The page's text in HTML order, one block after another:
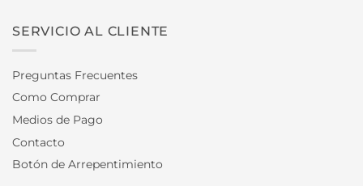
SERVICIO AL CLIENTE
Preguntas Frecuentes
Como Comprar
Medios de Pago
Contacto
Botón de Arrepentimiento